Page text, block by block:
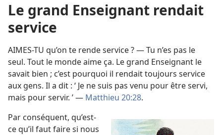
Le grand Enseignant rendait
service
AIMES-​TU qu’on te rende service ? — Tu n’es pas le
seul. Tout le monde aime ça. Le grand Enseignant le
savait bien ; c’est pourquoi il rendait toujours service
aux gens. Il a dit : ‘ Je ne suis pas venu pour être servi,
mais pour servir. ’ — Matthieu 20:28.
Par conséquent, qu’est-​
ce qu’il faut faire si nous